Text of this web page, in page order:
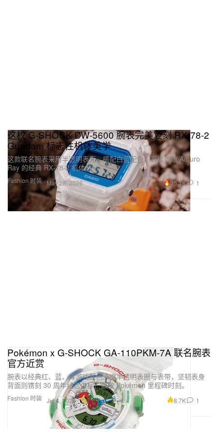
Fashion 时装
这枚 G‑SHOCK DW‑5600 腕表完美复刻 RX‑78‑2
Gundam 标志性机体美学
这款联名腕表采用半透明表壳，搭配白蓝配色，直接致敬 Amuro
Ray 的经典 RX‑78‑2 机体。
May 28, 2026 35.4K 1
Fashion 时装
Pokémon x G‑SHOCK GA‑110PKM‑7A 联名腕表
官方近赏
腕表以经典红、蓝、绿游戏配色点缀半透明表圈与表带，坚韧表身
背面则镌刻 30 周年纪念徽标，致敬 Pokémon 里程碑时刻。
Jul 4, 2026 8.7K 1